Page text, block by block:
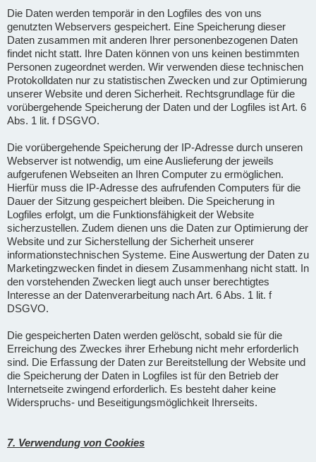
Die Daten werden temporär in den Logfiles des von uns
genutzten Webservers gespeichert. Eine Speicherung dieser
Daten zusammen mit anderen Ihrer personenbezogenen Daten
findet nicht statt. Ihre Daten können von uns keinen bestimmten
Personen zugeordnet werden. Wir verwenden diese technischen
Protokolldaten nur zu statistischen Zwecken und zur Optimierung
unserer Website und deren Sicherheit. Rechtsgrundlage für die
vorübergehende Speicherung der Daten und der Logfiles ist Art. 6
Abs. 1 lit. f DSGVO.
Die vorübergehende Speicherung der IP-Adresse durch unseren
Webserver ist notwendig, um eine Auslieferung der jeweils
aufgerufenen Webseiten an Ihren Computer zu ermöglichen.
Hierfür muss die IP-Adresse des aufrufenden Computers für die
Dauer der Sitzung gespeichert bleiben. Die Speicherung in
Logfiles erfolgt, um die Funktionsfähigkeit der Website
sicherzustellen. Zudem dienen uns die Daten zur Optimierung der
Website und zur Sicherstellung der Sicherheit unserer
informationstechnischen Systeme. Eine Auswertung der Daten zu
Marketingzwecken findet in diesem Zusammenhang nicht statt. In
den vorstehenden Zwecken liegt auch unser berechtigtes
Interesse an der Datenverarbeitung nach Art. 6 Abs. 1 lit. f
DSGVO.
Die gespeicherten Daten werden gelöscht, sobald sie für die
Erreichung des Zweckes ihrer Erhebung nicht mehr erforderlich
sind. Die Erfassung der Daten zur Bereitstellung der Website und
die Speicherung der Daten in Logfiles ist für den Betrieb der
Internetseite zwingend erforderlich. Es besteht daher keine
Widerspruchs- und Beseitigungsmöglichkeit Ihrerseits.
7. Verwendung von Cookies